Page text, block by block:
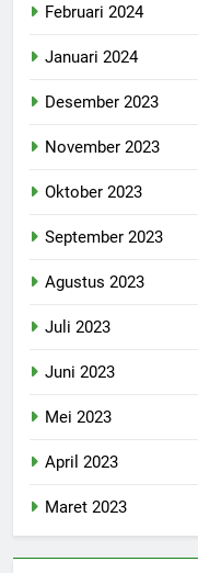
Februari 2024
Januari 2024
Desember 2023
November 2023
Oktober 2023
September 2023
Agustus 2023
Juli 2023
Juni 2023
Mei 2023
April 2023
Maret 2023